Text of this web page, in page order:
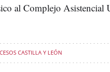
al Complejo Asistencial
CASTILLA Y LEÓN